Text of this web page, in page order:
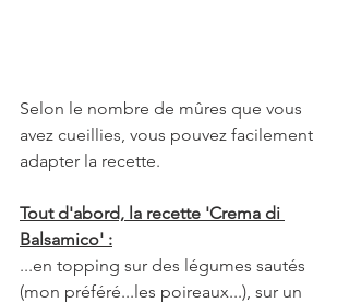
Selon le nombre de mûres que vous
avez cueillies, vous pouvez facilement
adapter la recette.
Tout d'abord, la recette 'Crema di
Balsamico' :
...en topping sur des légumes sautés
(mon préféré...les poireaux...), sur un